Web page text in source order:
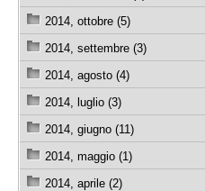
2014, ottobre (5)
2014, settembre (3)
2014, agosto (4)
2014, luglio (3)
2014, giugno (11)
2014, maggio (1)
2014, aprile (2)